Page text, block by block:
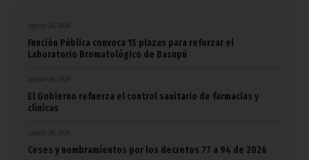
agosto 06, 2026
Función Pública convoca 15 plazas para reforzar el
Laboratorio Bromatológico de Basupú
agosto 06, 2026
El Gobierno refuerza el control sanitario de farmacias y
clínicas
agosto 06, 2026
Ceses y nombramientos por los decretos 77 a 94 de 2026